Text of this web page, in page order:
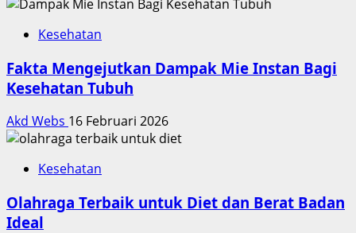
Kesehatan
Fakta Mengejutkan Dampak Mie Instan Bagi
Kesehatan Tubuh
Akd Webs 16 Februari 2026
Kesehatan
Olahraga Terbaik untuk Diet dan Berat Badan
Ideal